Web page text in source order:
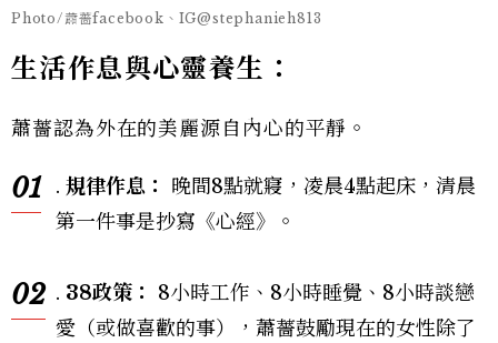
Photo/蕭薔facebook、IG@stephanieh813
生活作息與心靈養生：
蕭薔認為外在的美麗源自內心的平靜。
01 . 規律作息： 晚間8點就寢，凌晨4點起床，清晨
第一件事是抄寫《心經》。
02 . 38政策： 8小時工作、8小時睡覺、8小時談戀
愛（或做喜歡的事），蕭薔鼓勵現在的女性除了